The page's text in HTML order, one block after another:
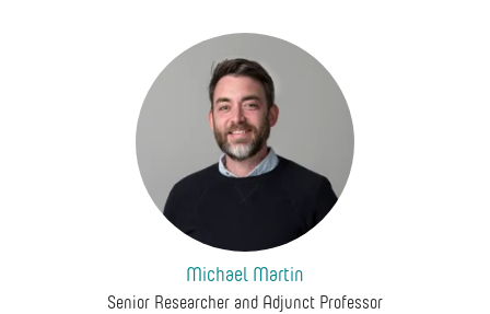
Michael Martin
Senior Researcher and Adjunct Professor